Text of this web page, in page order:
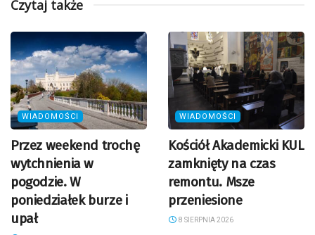
Czytaj także
WIADOMOŚCI
Przez weekend trochę
wytchnienia w
pogodzie. W
poniedziałek burze i
upał
WIADOMOŚCI
Kościół Akademicki KUL
zamknięty na czas
remontu. Msze
przeniesione
8 SIERPNIA 2026